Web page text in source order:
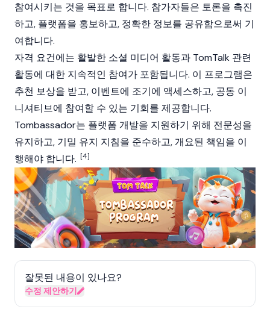
참여시키는 것을 목표로 합니다. 참가자들은 토론을 촉진
하고, 플랫폼을 홍보하고, 정확한 정보를 공유함으로써 기
여합니다.
자격 요건에는 활발한 소셜 미디어 활동과 TomTalk 관련
활동에 대한 지속적인 참여가 포함됩니다. 이 프로그램은
추천 보상을 받고, 이벤트에 조기에 액세스하고, 공동 이
니셔티브에 참여할 수 있는 기회를 제공합니다.
Tombassador는 플랫폼 개발을 지원하기 위해 전문성을
유지하고, 기밀 유지 지침을 준수하고, 개요된 책임을 이
행해야 합니다. [4]
잘못된 내용이 있나요?
수정 제안하기